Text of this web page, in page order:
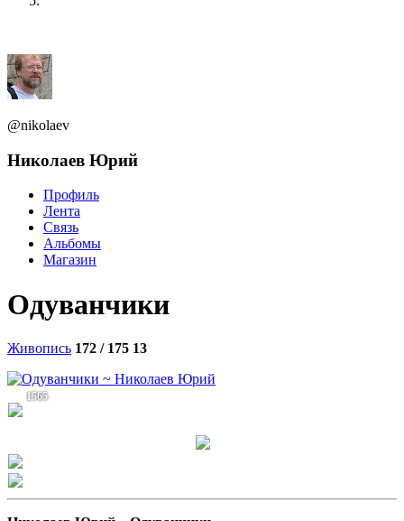
@nikolaev
Николаев Юрий
Профиль
Лента
Связь
Альбомы
Магазин
Одуванчики
Живопись 172 / 175 13
1565